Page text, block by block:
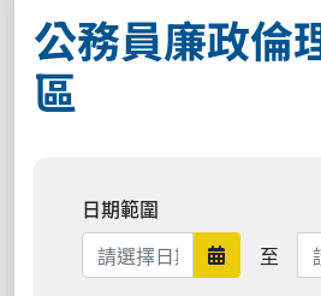
公務員廉政倫
區
日期範圍
日期範圍
至